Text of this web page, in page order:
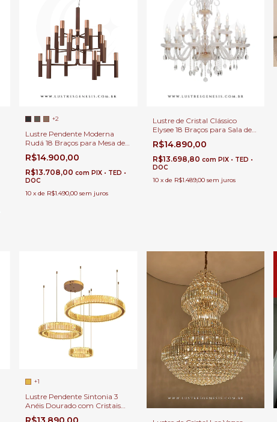
+2
Lustre Pendente Moderna
Rudá 18 Braços para Mesa de
Jantar, Quartos, Salas e Pé
Direito Duplo
R$14.900,00
R$13.708,00com PIX • TED •
DOC
10 xde R$1.490,00 sem juros
Lustre de Cristal Clássico
Elysee 18 Braços para Sala de
Jantar, Escadas e Hall
R$14.890,00
R$13.698,80 com PIX • TED •
DOC
10 x de R$1.489,00 sem juros
+1
Lustre Pendente Sintonia 3
Anéis Dourado com Cristais
Champagne para Pé Direito